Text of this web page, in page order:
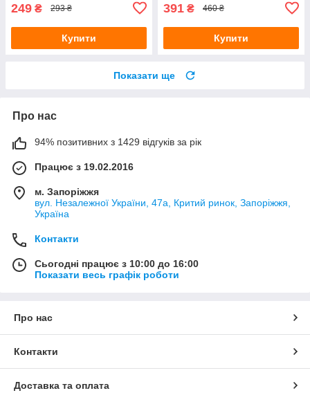
249 ₴ 293 ₴
Купити
391 ₴ 460 ₴
Купити
Показати ще
Про нас
94% позитивних з 1429 відгуків за рік
Працює з 19.02.2016
м. Запоріжжя
вул. Незалежної України, 47а, Критий ринок, Запоріжжя,
Україна
Контакти
Сьогодні працює з 10:00 до 16:00
Показати весь графік роботи
Про нас
Контакти
Доставка та оплата